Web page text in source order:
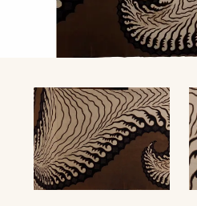
KATALOG
LINKS